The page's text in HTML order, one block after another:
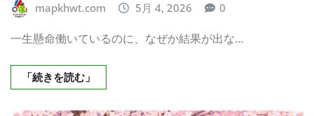
mapkhwt.com 5月 4, 2026 0
一生懸命働いているのに、なぜか結果が出な…
「続きを読む」